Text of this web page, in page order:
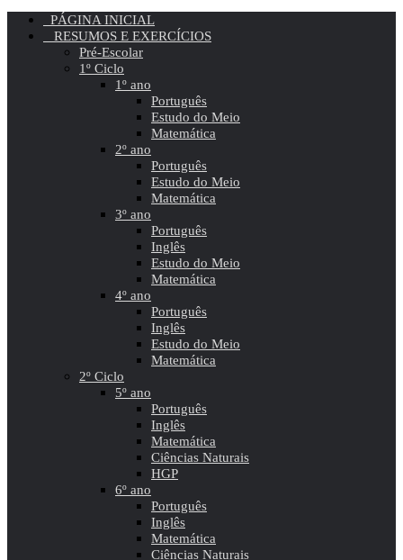
PÁGINA INICIAL
RESUMOS E EXERCÍCIOS
Pré-Escolar
1º Ciclo
1º ano
Português
Estudo do Meio
Matemática
2º ano
Português
Estudo do Meio
Matemática
3º ano
Português
Inglês
Estudo do Meio
Matemática
4º ano
Português
Inglês
Estudo do Meio
Matemática
2º Ciclo
5º ano
Português
Inglês
Matemática
Ciências Naturais
HGP
6º ano
Português
Inglês
Matemática
Ciências Naturais